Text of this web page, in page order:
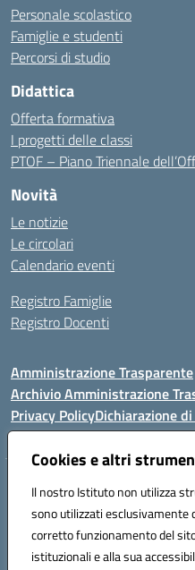
Cookies e altri
Il nostro Istituto non utilizza
sono utilizzati esclusivamente
corretto funzionamento del
istituzionali e alla sua
Personale scolastico
Famiglie e studenti
Percorsi di studio
Didattica
Offerta formativa
I progetti delle classi
PTOF – Piano Triennale
Novità
Le notizie
Le circolari
Calendario eventi
Registro Famiglie
Registro Docenti
Amministrazione Trasparente
Archivio Amministrazione
Privacy PolicyDichiarazione
Istituto Comprensivo Statale
8° G. FALCONE – R. SCAUDA"
Via Cupa Campanariello, 5 -
Tel. +39 0818834377 - Fax +39
Email: naic8df00a@istruzione.it -